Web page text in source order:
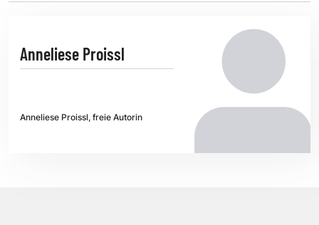
Anneliese Proissl
Anneliese Proissl, freie Autorin